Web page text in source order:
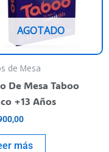
AGOTADO
de Mesa
De Mesa Taboo
+13 Años
más